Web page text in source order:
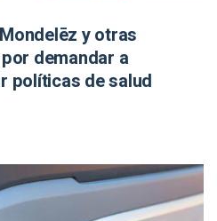
y otras
demandar a
políticas de salud